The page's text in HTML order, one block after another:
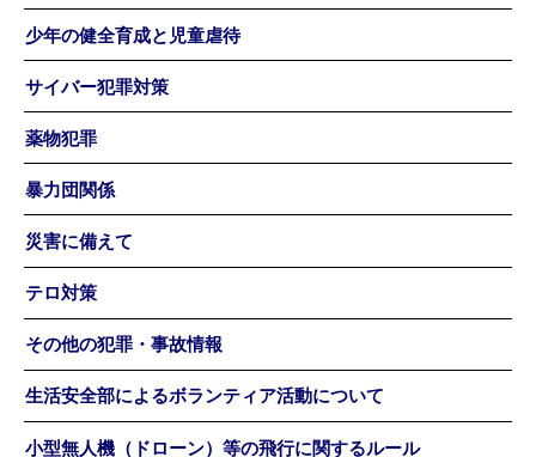
少年の健全育成と児童虐待
サイバー犯罪対策
薬物犯罪
暴力団関係
災害に備えて
テロ対策
その他の犯罪・事故情報
生活安全部によるボランティア活動について
小型無人機（ドローン）等の飛行に関するルール